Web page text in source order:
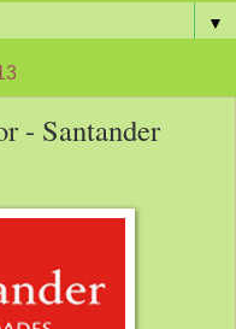
▼
- Santander